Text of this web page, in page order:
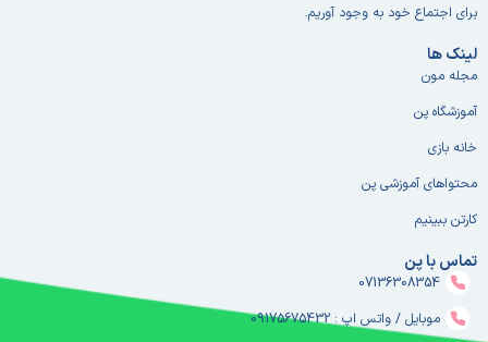
برای اجتماع خود به وجود آوریم.
لینک ها
مجله مون
آموزشگاه پن
خانه بازی
محتواهای آموزشی پن
کارتن ببینیم
تماس با پن
07136308354
موبایل / واتس اپ : 09175675432